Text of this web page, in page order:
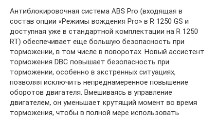
Антиблокировочная система ABS Pro (входящая в
состав опции «Режимы вождения Pro» в R 1250 GS и
доступная уже в стандартной комплектации на R 1250
RT) обеспечивает еще большую безопасность при
торможении, в том числе в поворотах. Новый ассистент
торможения DBC повышает безопасность при
торможении, особенно в экстренных ситуациях,
позволяя исключить непреднамеренное повышение
оборотов двигателя. Вмешиваясь в управление
двигателем, он уменьшает крутящий момент во время
торможения, чтобы в полной мере использовать